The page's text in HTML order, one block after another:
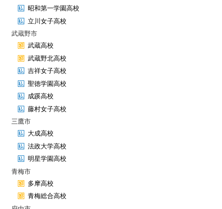
昭和第一学園高校
立川女子高校
武蔵野市
武蔵高校
武蔵野北高校
吉祥女子高校
聖徳学園高校
成蹊高校
藤村女子高校
三鷹市
大成高校
法政大学高校
明星学園高校
青梅市
多摩高校
青梅総合高校